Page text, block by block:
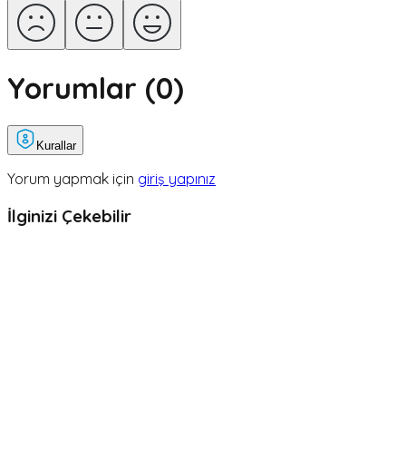
Yorumlar (0)
Kurallar
Yorum yapmak için giriş yapınız
İlginizi Çekebilir